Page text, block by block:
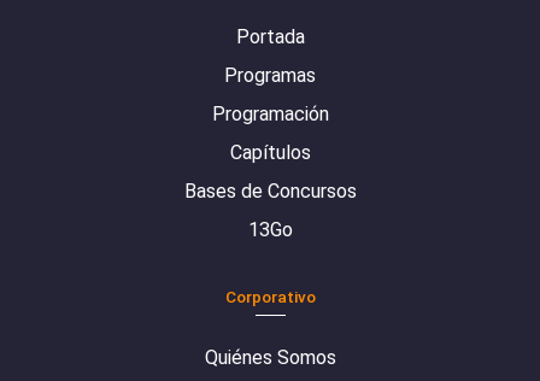
Portada
Programas
Programación
Capítulos
Bases de Concursos
13Go
Corporativo
Quiénes Somos